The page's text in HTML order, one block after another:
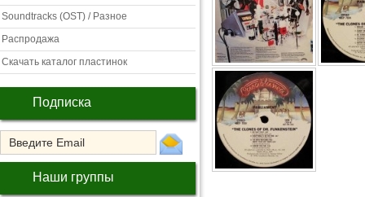
Soundtracks (OST) / Разное
Распродажа
Скачать каталог пластинок
Подписка
Наши группы